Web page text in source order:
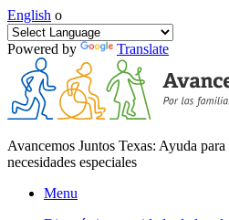
English o
Powered by Translate
Avancemos Juntos Texas: Ayuda
necesidades especiales
Menu